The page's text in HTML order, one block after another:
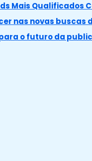
Mais Qualificados
nas novas buscas
para o futuro da